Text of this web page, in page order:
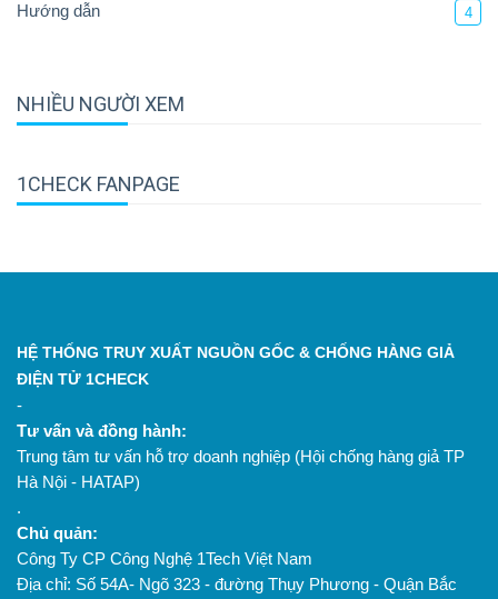
Hướng dẫn 4
NHIỀU NGƯỜI XEM
1CHECK FANPAGE
HỆ THỐNG TRUY XUẤT NGUỒN GỐC & CHỐNG HÀNG GIẢ
ĐIỆN TỬ 1CHECK
-
Tư vấn và đồng hành:
Trung tâm tư vấn hỗ trợ doanh nghiệp (Hội chống hàng giả TP
Hà Nội - HATAP)
.
Chủ quản:
Công Ty CP Công Nghệ 1Tech Việt Nam
Địa chỉ: Số 54A- Ngõ 323 - đường Thụy Phương - Quận Bắc